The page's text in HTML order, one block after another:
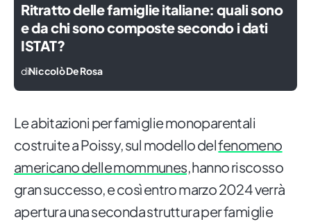
Ritratto delle famiglie italiane: quali sono
e da chi sono composte secondo i dati
ISTAT?
diNiccolò De Rosa
Le abitazioni per famiglie monoparentali
costruite a Poissy, sul modello delfenomeno
americano delle mommunes,hanno riscosso
gran successo, e così entro marzo 2024 verrà
apertura una seconda struttura per famiglie